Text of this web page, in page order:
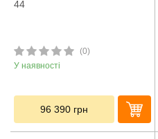
44
(0)
У наявності
96 390 грн